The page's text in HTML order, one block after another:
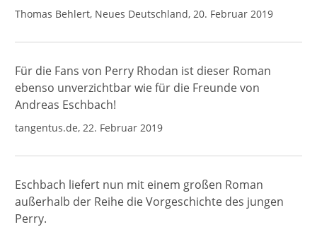
Thomas Behlert, Neues Deutschland, 20. Februar 2019
Für die Fans von Perry Rhodan ist dieser Roman
ebenso unverzichtbar wie für die Freunde von
Andreas Eschbach!
tangentus.de, 22. Februar 2019
Eschbach liefert nun mit einem großen Roman
außerhalb der Reihe die Vorgeschichte des jungen
Perry.